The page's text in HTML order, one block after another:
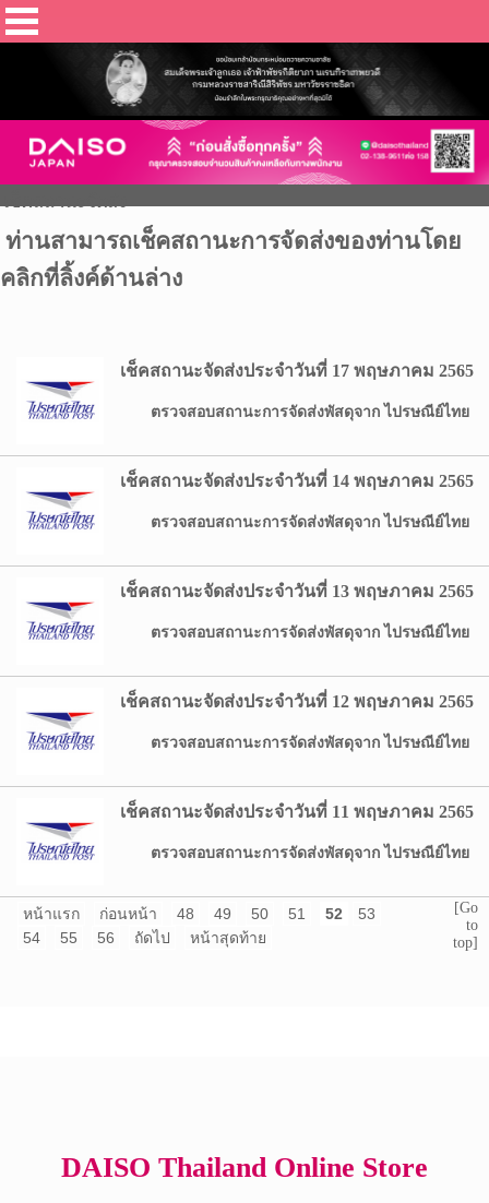
เช็คสถานะจัดส่ง
ท่านสามารถเช็คสถานะการจัดส่งของท่านโดย
คลิกที่ลิ้งค์ด้านล่าง
เช็คสถานะจัดส่งประจำวันที่ 17 พฤษภาคม 2565
ตรวจสอบสถานะการจัดส่งพัสดุจาก ไปรษณีย์ไทย
เช็คสถานะจัดส่งประจำวันที่ 14 พฤษภาคม 2565
ตรวจสอบสถานะการจัดส่งพัสดุจาก ไปรษณีย์ไทย
เช็คสถานะจัดส่งประจำวันที่ 13 พฤษภาคม 2565
ตรวจสอบสถานะการจัดส่งพัสดุจาก ไปรษณีย์ไทย
เช็คสถานะจัดส่งประจำวันที่ 12 พฤษภาคม 2565
ตรวจสอบสถานะการจัดส่งพัสดุจาก ไปรษณีย์ไทย
เช็คสถานะจัดส่งประจำวันที่ 11 พฤษภาคม 2565
ตรวจสอบสถานะการจัดส่งพัสดุจาก ไปรษณีย์ไทย
หน้าแรก ก่อนหน้า 48 49 50 51 52
53
54
55 56 ถัดไป หน้าสุดท้าย
[Go
to
top]
DAISO Thailand Online Store